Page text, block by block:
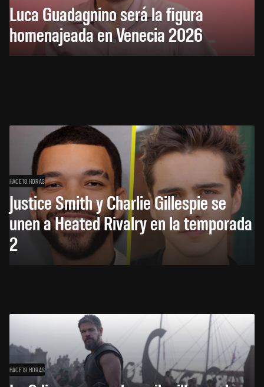
Luca Guadagnino será la figura
homenajeada en Venecia 2026
HACE 18 HORAS
Justice Smith y Charlie Gillespie se
unen a Heated Rivalry en la temporada
2
HACE 19 HORAS